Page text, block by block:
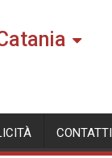
CONTATTI